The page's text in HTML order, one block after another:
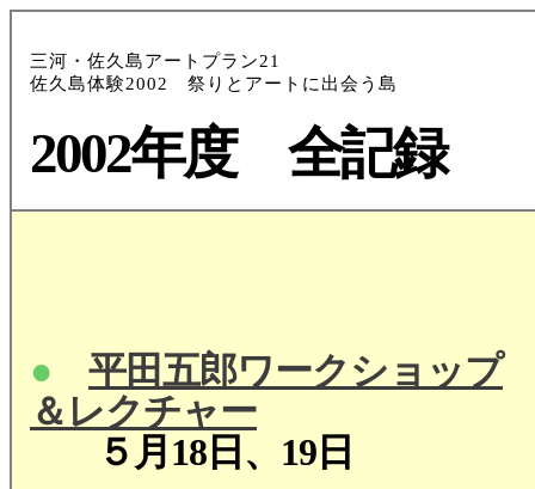
三河・佐久島アートプラン21
佐久島体験2002 祭りとアートに出会う島
2002年度 全記録
● 平田五郎ワークショップ
＆レクチャー
５月18日、19日